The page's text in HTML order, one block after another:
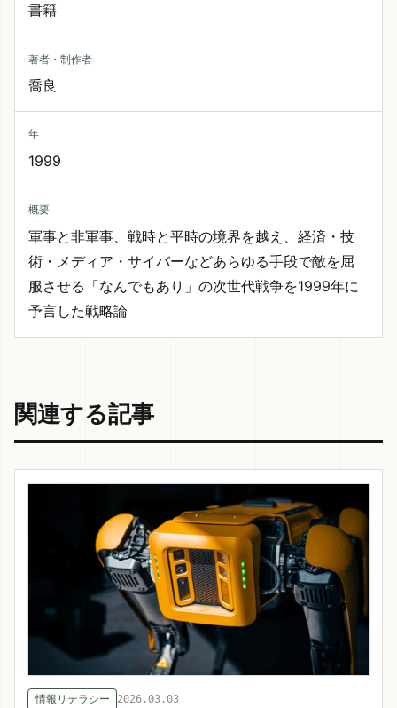
書籍
著者・制作者
喬良
年
1999
概要
軍事と非軍事、戦時と平時の境界を越え、経済・技
術・メディア・サイバーなどあらゆる手段で敵を屈
服させる「なんでもあり」の次世代戦争を1999年に
予言した戦略論
関連する記事
情報リテラシー 2026.03.03